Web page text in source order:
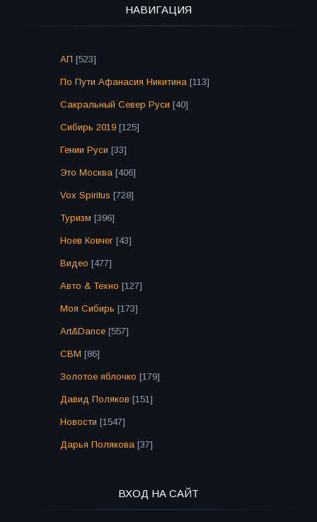
НАВИГАЦИЯ
АП [523]
По Пути Афанасия Никитина [113]
Сакральный Север Руси [40]
Сибирь 2019 [125]
Гении Руси [33]
Это Москва [406]
Vox Spiritus [728]
Туризм [396]
Ноев Ковчег [43]
Видео [477]
Авто & Техно [127]
Моя Сибирь [173]
Art&Dance [557]
СВМ [86]
Золотое яблочко [179]
Давид Поляков [151]
Новости [1547]
Дарья Полякова [37]
ВХОД НА САЙТ